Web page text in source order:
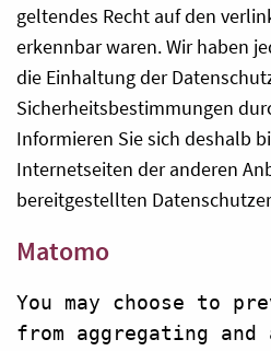
geltendes Recht auf den
erkennbar waren. Wir haben
die Einhaltung der
Sicherheitsbestimmungen
Informieren Sie sich deshalb
Internetseiten der anderen
bereitgestellten
Matomo
You may choose to
from aggregating